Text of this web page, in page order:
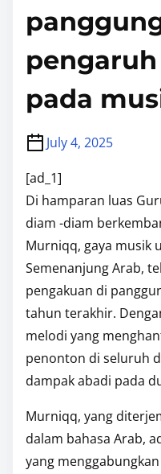
pada
July 4, 2025
[ad_1]
Di hamparan luas
diam -diam
Murniqq, gaya musik
Semenanjung Arab,
pengakuan di
tahun terakhir.
melodi yang
penonton di seluruh
dampak abadi pada
Murniqq, yang
dalam bahasa Arab,
yang